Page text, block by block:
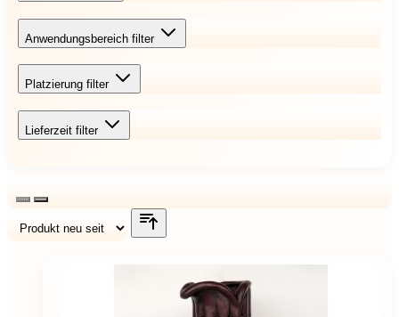
Anwendungsbereich filter
Platzierung filter
Lieferzeit filter